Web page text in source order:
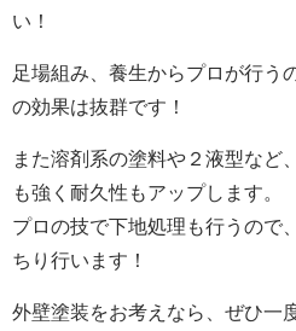
い！
足場組み、養生からプロが行う
の効果は抜群です！
また溶剤系の塗料や２液型など
も強く耐久性もアップします。
プロの技で下地処理も行うので
ちり行います！
外壁塗装をお考えなら、ぜひ一